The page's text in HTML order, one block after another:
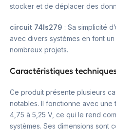
stocker et de déplacer des
circuit 74ls279 : Sa simplicité
avec divers systèmes en font
nombreux projets.
Caractéristiques
Ce produit présente plusieurs
notables. Il fonctionne avec une
4,75 à 5,25 V, ce qui le rend
systèmes. Ses dimensions sont